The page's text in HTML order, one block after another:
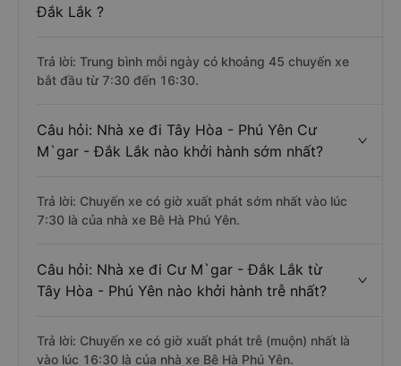
Đắk Lắk ?
Trả lời: Trung bình mỗi ngày có khoảng 45 chuyến xe
bắt đầu từ 7:30 đến 16:30.
Câu hỏi: Nhà xe đi Tây Hòa - Phú Yên Cư
M`gar - Đắk Lắk nào khởi hành sớm nhất?
Trả lời: Chuyến xe có giờ xuất phát sớm nhất vào lúc
7:30 là của nhà xe Bê Hà Phú Yên.
Câu hỏi: Nhà xe đi Cư M`gar - Đắk Lắk từ
Tây Hòa - Phú Yên nào khởi hành trễ nhất?
Trả lời: Chuyến xe có giờ xuất phát trễ (muộn) nhất là
vào lúc 16:30 là của nhà xe Bê Hà Phú Yên.